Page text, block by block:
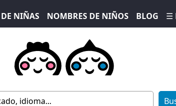
NIÑAS NOMBRES DE NIÑOS BLOG ☰